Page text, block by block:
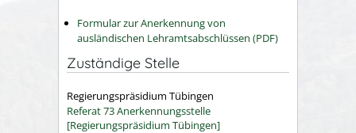
Formular zur Anerkennung von
ausländischen Lehramtsabschlüssen (PDF)
Zuständige Stelle
Regierungspräsidium Tübingen
Referat 73 Anerkennungsstelle
[Regierungspräsidium Tübingen]